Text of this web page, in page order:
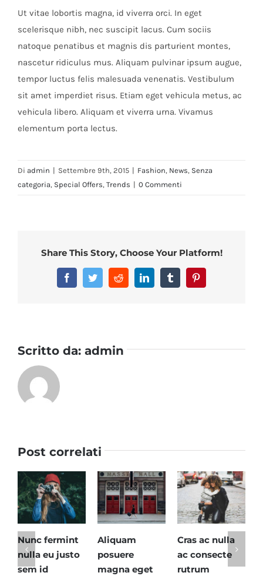
Ut vitae lobortis magna, id viverra orci. In eget
scelerisque nibh, nec suscipit lacus. Cum sociis
natoque penatibus et magnis dis parturient montes,
nascetur ridiculus mus. Aliquam pulvinar ipsum augue,
tempor luctus felis malesuada venenatis. Vestibulum
sit amet imperdiet risus. Etiam eget vehicula metus, ac
vehicula libero. Aliquam et viverra urna. Vivamus
elementum porta lectus.
Di admin | Settembre 9th, 2015 | Fashion, News, Senza
categoria, Special Offers, Trends | 0 Commenti
Share This Story, Choose Your Platform!
FacebookTwitterRedditLinkedInTumblrPinterest
Scritto da: admin
Post correlati
Nunc fermint
nulla eu justo
sem id
Aliquam
posuere
magna eget
Cras ac nulla
ac consecte
rutrum